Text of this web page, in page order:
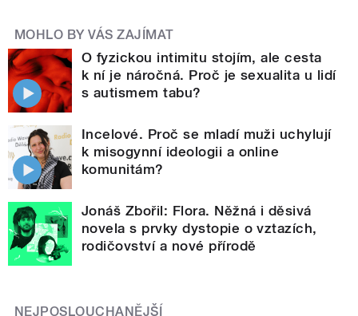
MOHLO BY VÁS ZAJÍMAT
O fyzickou intimitu stojím, ale cesta
k ní je náročná. Proč je sexualita u lidí
s autismem tabu?
Incelové. Proč se mladí muži uchylují
k misogynní ideologii a online
komunitám?
Jonáš Zbořil: Flora. Něžná i děsivá
novela s prvky dystopie o vztazích,
rodičovství a nové přírodě
NEJPOSLOUCHANĚJŠÍ